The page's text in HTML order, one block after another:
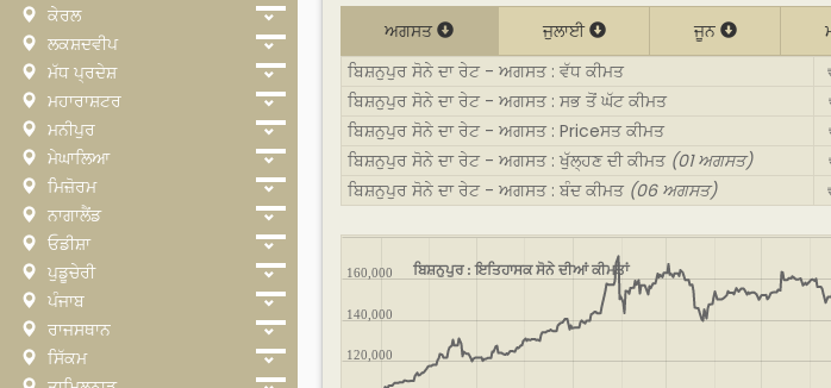
ਕੇਰਲ
ਲਕਸ਼ਦਵੀਪ
ਮੱਧ ਪ੍ਰਦੇਸ਼
ਮਹਾਰਾਸ਼ਟਰ
ਮਨੀਪੁਰ
ਮੇਘਾਲਿਆ
ਮਿਜ਼ੋਰਮ
ਨਾਗਾਲੈਂਡ
ਓਡੀਸ਼ਾ
ਪੁਡੂਚੇਰੀ
ਪੰਜਾਬ
ਰਾਜਸਥਾਨ
ਸਿੱਕਮ
ਅਗਸਤ ਜੁਲਾਈ ਜੂਨ
ਬਿਸ਼ਨੁਪੁਰ ਸੋਨੇ ਦਾ ਰੇਟ - ਅਗਸਤ : ਵੱਧ ਕੀਮਤ
ਬਿਸ਼ਨੁਪੁਰ ਸੋਨੇ ਦਾ ਰੇਟ - ਅਗਸਤ : ਸਭ ਤੋਂ ਘੱਟ ਕੀਮਤ
ਬਿਸ਼ਨੁਪੁਰ ਸੋਨੇ ਦਾ ਰੇਟ - ਅਗਸਤ : Priceਸਤ ਕੀਮਤ
ਬਿਸ਼ਨੁਪੁਰ ਸੋਨੇ ਦਾ ਰੇਟ - ਅਗਸਤ : ਖੁੱਲ੍ਹਣ ਦੀ ਕੀਮਤ (01 ਅਗਸਤ)
ਬਿਸ਼ਨੁਪੁਰ ਸੋਨੇ ਦਾ ਰੇਟ - ਅਗਸਤ : ਬੰਦ ਕੀਮਤ (06 ਅਗਸਤ)
ਬਿਸ਼ਨੁਪੁਰ : ਇਤਿਹਾਸਕ ਸੋਨੇ ਦੀਆਂ ਕੀਮਤਾਂ
120,000
140,000
160,000